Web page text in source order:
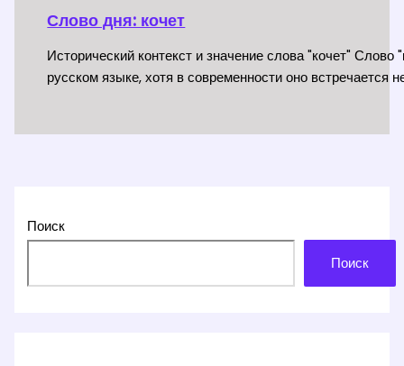
Слово дня: кочет
Исторический контекст и значение слова "кочет"
русском языке, хотя в современности оно встречается
Поиск
Поиск